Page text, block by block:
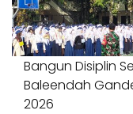
18 Juli 2026
Bangun Disiplin
Baleendah
2026